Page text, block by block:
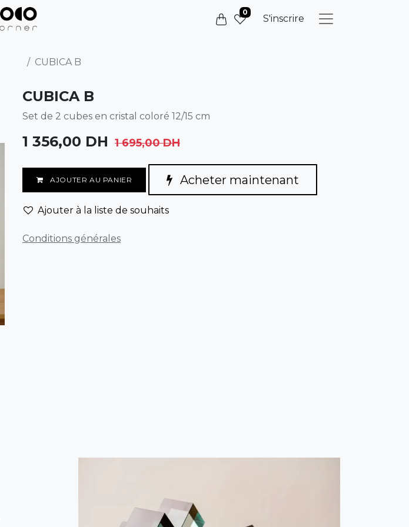
0
S'inscrire
CUBICA B
CUBICA B
Set de 2 cubes en cristal coloré 12/15 cm
1 356,00 DH 1 695,00DH
AJOUTER AU PANIER Acheter maintenant
Ajouter à la liste de souhaits
Conditions générales